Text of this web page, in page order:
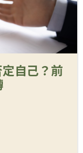
自己？前